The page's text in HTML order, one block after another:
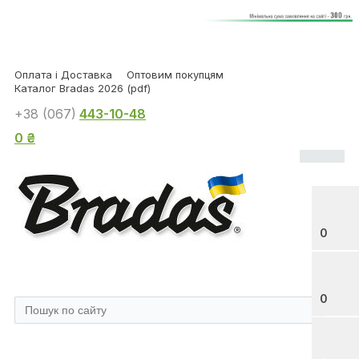
Оплата і Доставка
Оптовим покупцям
Каталог Bradas 2026 (pdf)
0
0
+38 (067) 443-10-48
0 ₴